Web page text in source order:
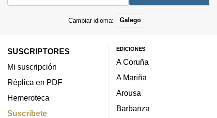
Cambiar idioma: Galego
SUSCRIPTORES
Mi suscripción
Réplica en PDF
Hemeroteca
Suscríbete
EDICIONES
A Coruña
A Mariña
Arousa
Barbanza